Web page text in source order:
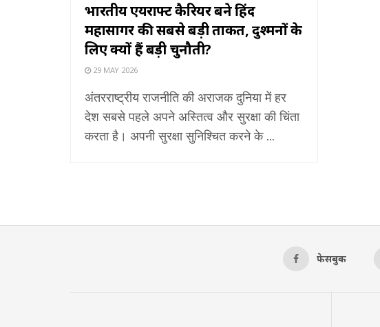
भारतीय एयरक्राफ्ट कैरियर बने हिंद
महासागर की सबसे बड़ी ताकत, दुश्मनों के
लिए क्यों हैं बड़ी चुनौती?
29 MAY 2026
अंतरराष्ट्रीय राजनीति की अराजक दुनिया में हर
देश सबसे पहले अपने अस्तित्व और सुरक्षा की चिंता
करता है। अपनी सुरक्षा सुनिश्चित करने के ...
फेसबुक